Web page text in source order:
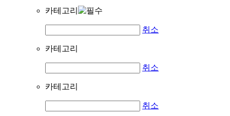
카테고리
취소
카테고리
취소
카테고리
취소